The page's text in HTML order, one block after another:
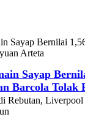
Sayap
Barcola Tolak